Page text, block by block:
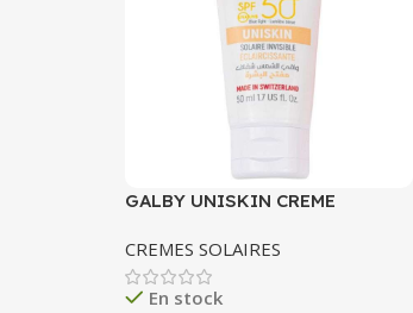
GALBY UNISKIN CREME
ECLAIRCISSANTE SPF50+ 50 ML
CREMES SOLAIRES
En stock